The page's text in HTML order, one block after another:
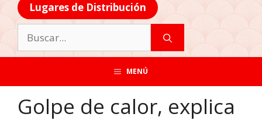
Lugares de Distribución
MENÚ
Golpe de calor, explica